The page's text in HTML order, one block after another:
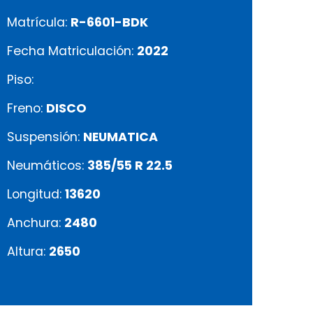
Matrícula: R-6601-BDK
Fecha Matriculación: 2022
Piso:
Freno: DISCO
Suspensión: NEUMATICA
Neumáticos: 385/55 R 22.5
Longitud: 13620
Anchura: 2480
Altura: 2650